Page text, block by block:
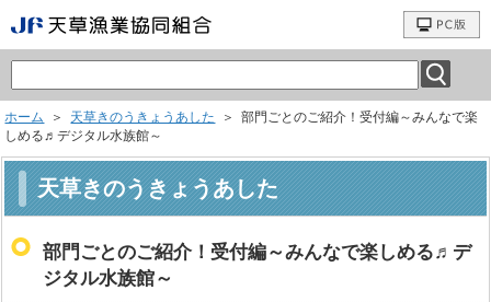
ホーム ＞ 天草きのうきょうあした
＞ 部門ごとのご紹介！受付編～みんなで楽
しめる♬デジタル水族館～
天草きのうきょうあした
部門ごとのご紹介！受付編～みんなで楽しめる♬デ
ジタル水族館～